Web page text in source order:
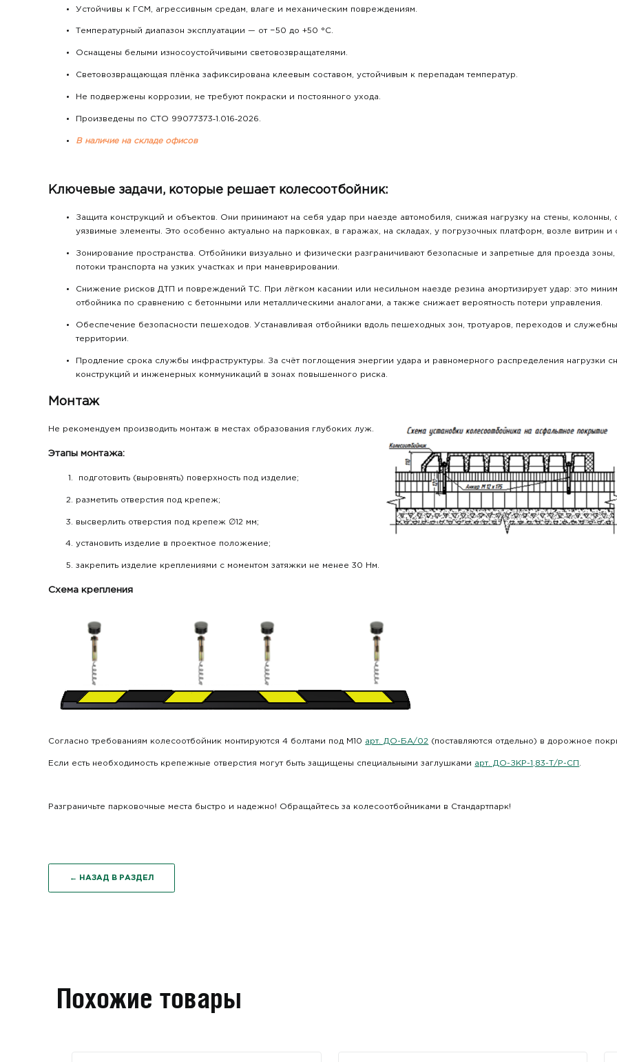
Устойчивы к ГСМ, агрессивным средам, влаге и механическим повреждениям.
Температурный диапазон эксплуатации — от −50 до +50 °C.
Оснащены белыми износоустойчивыми световозвращателями.
Световозвращающая плёнка зафиксирована клеевым составом, устойчивым к перепадам температур.
Не подвержены коррозии, не требуют покраски и постоянного ухода.
Произведены по СТО 99077373‑1.016‑2026.
В наличие на складе офисов
Ключевые задачи, которые решает колесоотбойник:
Защита конструкций и объектов. Они принимают на себя удар при наезде автомобиля, снижая нагрузку на стены,
уязвимые элементы. Это особенно актуально на парковках, в гаражах, на складах, у погрузочных платформ, возле витрин
Зонирование пространства. Отбойники визуально и физически разграничивают безопасные и запретные для проезда
потоки транспорта на узких участках и при маневрировании.
Снижение рисков ДТП и повреждений ТС. При лёгком касании или несильном наезде резина амортизирует удар: это
отбойника по сравнению с бетонными или металлическими аналогами, а также снижает вероятность потери управления.
Обеспечение безопасности пешеходов. Устанавливая отбойники вдоль пешеходных зон, тротуаров, переходов и
территории.
Продление срока службы инфраструктуры. За счёт поглощения энергии удара и равномерного распределения нагрузки
конструкций и инженерных коммуникаций в зонах повышенного риска.
Монтаж
Не рекомендуем производить монтаж в местах образования глубоких луж.
Этапы монтажа:
подготовить (выровнять) поверхность под изделие;
разметить отверстия под крепеж;
высверлить отверстия под крепеж ∅12 мм;
установить изделие в проектное положение;
закрепить изделие креплениями с моментом затяжки не менее 30 Нм.
Схема крепления
Согласно требованиям колесоотбойник монтируются 4 болтами под М10 арт. ДО-БА/02 (поставляются отдельно) в дорожное
Если есть необходимость крепежные отверстия могут быть защищены специальными заглушками арт. ДО-ЗКР-1,83-Т/Р-СП
Разграничьте парковочные места быстро и надежно! Обращайтесь за колесоотбойниками в Стандартпарк!
← НАЗАД В РАЗДЕЛ
Похожие товары